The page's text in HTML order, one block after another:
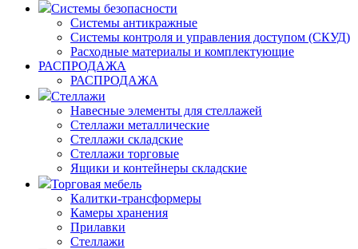
Системы безопасности
Системы антикражные
Системы контроля и управления доступом (СКУД)
Расходные материалы и комплектующие
РАСПРОДАЖА
РАСПРОДАЖА
Стеллажи
Навесные элементы для стеллажей
Стеллажи металлические
Стеллажи складские
Стеллажи торговые
Ящики и контейнеры складские
Торговая мебель
Калитки-трансформеры
Камеры хранения
Прилавки
Стеллажи